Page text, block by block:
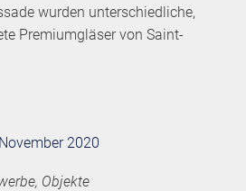
wurden unterschiedliche,
Premiumgläser von Saint-
2020
Objekte